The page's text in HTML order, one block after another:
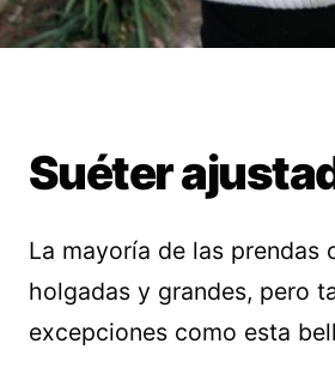
Suéter
La mayoría de las prendas
holgadas y grandes, pero
excepciones como esta